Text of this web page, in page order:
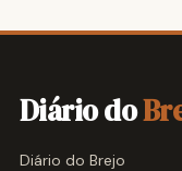
Diário do
Diário do Brejo